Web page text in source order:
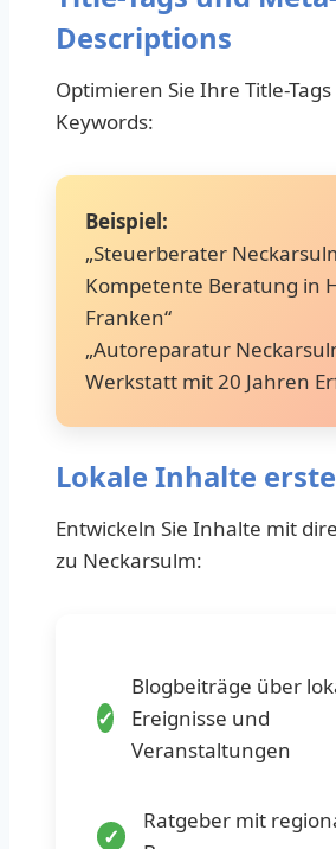
Descriptions
Optimieren Sie Ihre Title-
Keywords:
Beispiel:
„Steuerberater
Kompetente Beratung in
Franken“
„Autoreparatur
Werkstatt mit 20 Jahren
Lokale Inhalte
Entwickeln Sie Inhalte mit
zu Neckarsulm:
Blogbeiträge über
Ereignisse und
Veranstaltungen
Ratgeber mit